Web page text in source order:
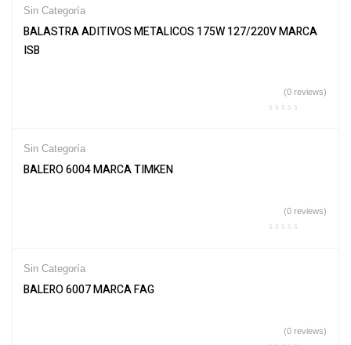
Sin Categoría
BALASTRA ADITIVOS METALICOS 175W 127/220V MARCA
ISB
(0 reviews)
Sin Categoría
BALERO 6004 MARCA TIMKEN
(0 reviews)
Sin Categoría
BALERO 6007 MARCA FAG
(0 reviews)